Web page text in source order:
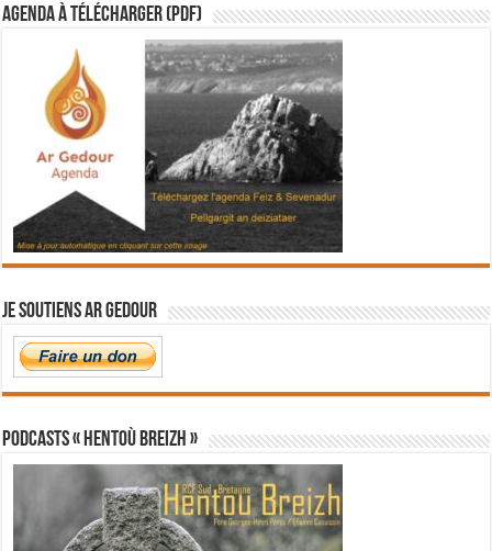
Agenda à télécharger (PDF)
Je soutiens Ar Gedour
PODCASTS « Hentoù Breizh »